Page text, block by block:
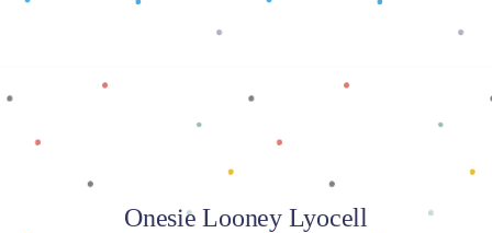
Onesie Looney Lyocell